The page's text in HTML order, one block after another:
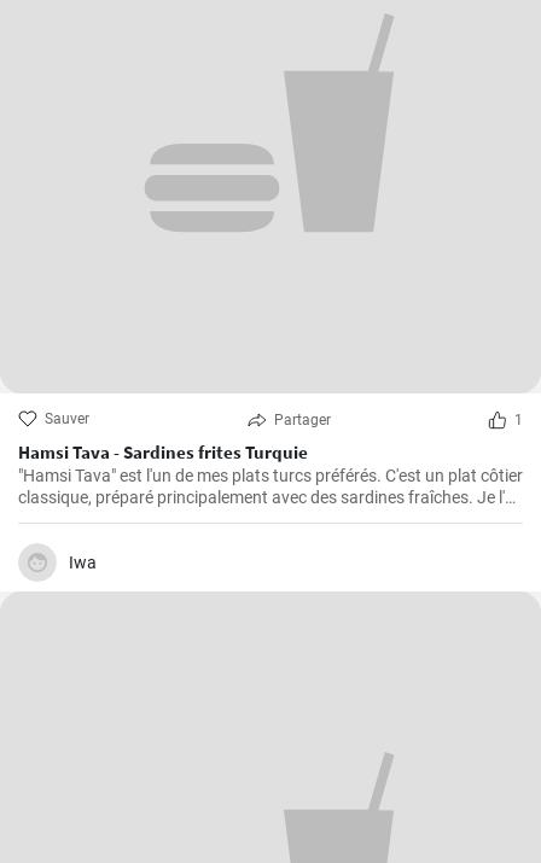
Sauver Partager 1
Hamsi Tava - Sardines frites Turquie
"Hamsi Tava" est l'un de mes plats turcs préférés. C'est un plat côtier
classique, préparé principalement avec des sardines fraîches. Je l'ai
découvert pour la première fois lors de mon voyage sur la côte de la
mer Noire en Turquie et j'ai été impressionné par sa simplicité et son
goût délicieux. Les sardines sont tournées dans de la semoule de
maïs et frites jusqu'à ce qu'elles soient croustillantes.
Iwa